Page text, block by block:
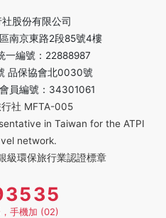
股份有限公司
南京東路2段85號4樓
一編號：22888987
品保協會北0030號
員編號：34301061
社 MFTA-005
in Taiwan for the ATPI
network.
級環保旅行業認證標章
手機加 (02)